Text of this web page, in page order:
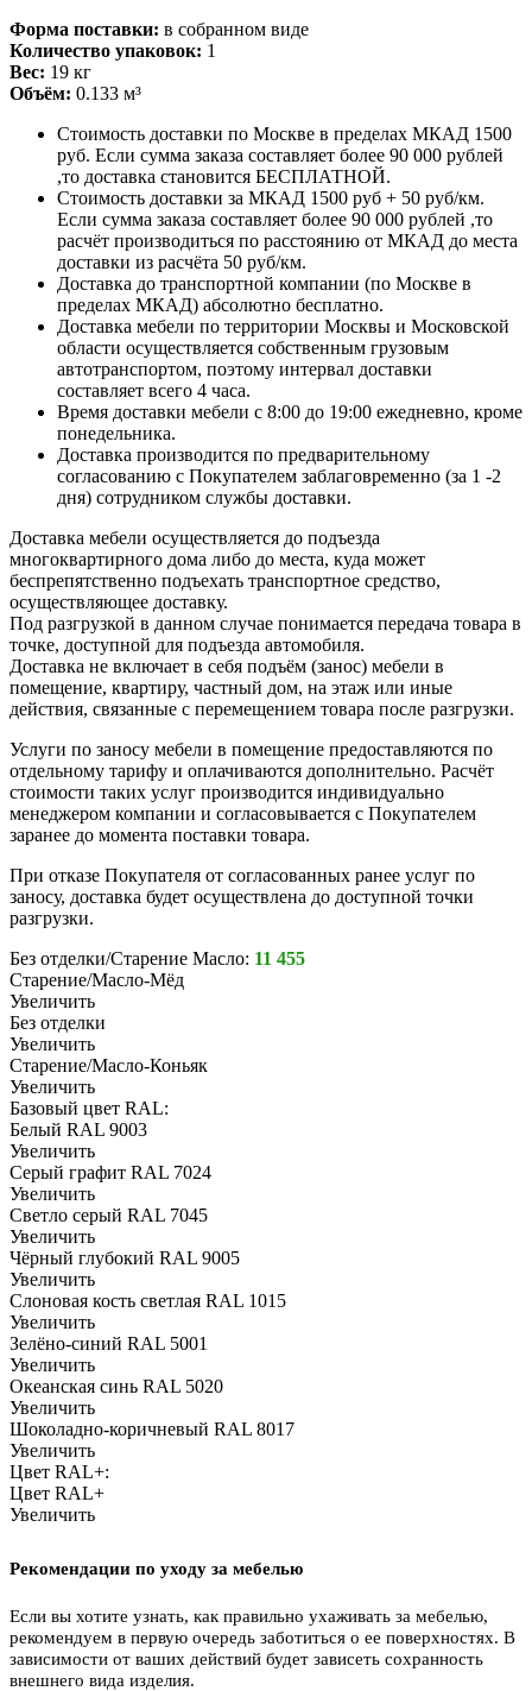
Форма поставки: в собранном виде
Количество упаковок: 1
Вес: 19 кг
Объём: 0.133 м³
Стоимость доставки по Москве в пределах МКАД 1500
руб. Если сумма заказа составляет более 90 000 рублей
,то доставка становится БЕСПЛАТНОЙ.
Стоимость доставки за МКАД 1500 руб + 50 руб/км.
Если сумма заказа составляет более 90 000 рублей ,то
расчёт производиться по расстоянию от МКАД до места
доставки из расчёта 50 руб/км.
Доставка до транспортной компании (по Москве в
пределах МКАД) абсолютно бесплатно.
Доставка мебели по территории Москвы и Московской
области осуществляется собственным грузовым
автотранспортом, поэтому интервал доставки
составляет всего 4 часа.
Время доставки мебели с 8:00 до 19:00 ежедневно, кроме
понедельника.
Доставка производится по предварительному
согласованию с Покупателем заблаговременно (за 1 -2
дня) сотрудником службы доставки.
Доставка мебели осуществляется до подъезда
многоквартирного дома либо до места, куда может
беспрепятственно подъехать транспортное средство,
осуществляющее доставку.
Под разгрузкой в данном случае понимается передача товара в
точке, доступной для подъезда автомобиля.
Доставка не включает в себя подъём (занос) мебели в
помещение, квартиру, частный дом, на этаж или иные
действия, связанные с перемещением товара после разгрузки.
Услуги по заносу мебели в помещение предоставляются по
отдельному тарифу и оплачиваются дополнительно. Расчёт
стоимости таких услуг производится индивидуально
менеджером компании и согласовывается с Покупателем
заранее до момента поставки товара.
При отказе Покупателя от согласованных ранее услуг по
заносу, доставка будет осуществлена до доступной точки
разгрузки.
Без отделки/Старение Масло: 11 455
Старение/Масло-Мёд
Увеличить
Без отделки
Увеличить
Старение/Масло-Коньяк
Увеличить
Базовый цвет RAL:
Белый RAL 9003
Увеличить
Серый графит RAL 7024
Увеличить
Светло серый RAL 7045
Увеличить
Чёрный глубокий RAL 9005
Увеличить
Слоновая кость светлая RAL 1015
Увеличить
Зелёно-синий RAL 5001
Увеличить
Океанская синь RAL 5020
Увеличить
Шоколадно-коричневый RAL 8017
Увеличить
Цвет RAL+:
Цвет RAL+
Увеличить
Рекомендации по уходу за мебелью
Если вы хотите узнать, как правильно ухаживать за мебелью,
рекомендуем в первую очередь заботиться о ее поверхностях. В
зависимости от ваших действий будет зависеть сохранность
внешнего вида изделия.